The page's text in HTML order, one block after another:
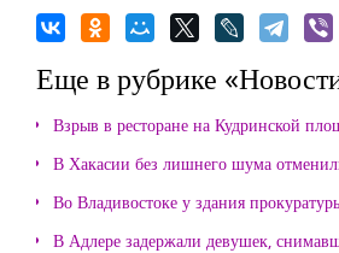
Еще в рубрике
Взрыв в ресторане на Кудринской
В Хакасии без лишнего шума
Во Владивостоке у здания
В Адлере задержали девушек,